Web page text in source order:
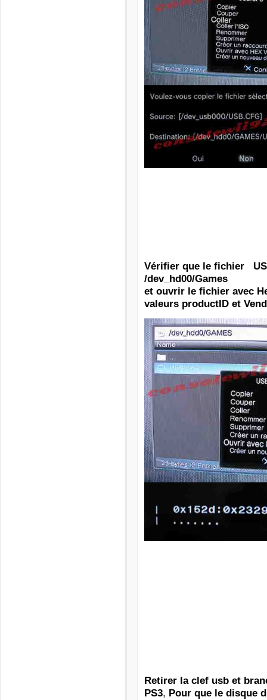
Vérifier que le fichier
/dev_hd00/Games
et ouvrir le fichier avec
valeurs productID et
Retirer la clef usb et
PS3, Pour que le disque